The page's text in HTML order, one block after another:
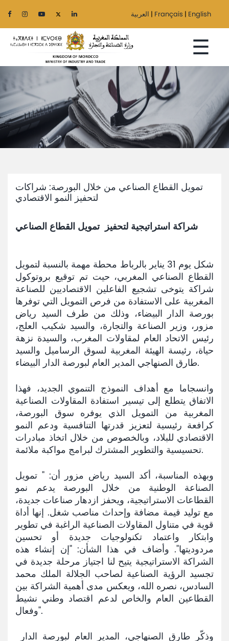
العربية | Français | English
☰
Home
The
Ministry
Regionalization
Contact
تمويل القطاع الصناعي من خلال البورصة: شراكات
لتحفيز النمو الاقتصادي
شراكة استراتيجية لتحفيز تمويل القطاع الصناعي
شكل يوم 31 يناير بالرباط محطة مهمة بالنسبة لتمويل
القطاع الصناعي المغربي، حيت تم توقيع بروتوكول
شراكة يتوخى تشجيع الفاعلين الاقتصاديين للصناعة
المغربية على الاستفادة من فرص التمويل التي توفرها
بورصة الدار البيضاء، وذلك من طرف السيد رياض
مزور، وزير الصناعة والتجارة، والسيد شكيب العلج،
رئيس الاتحاد العام لمقاولات المغرب، والسيدة نزهة
حياة، رئيسة الهيئة المغربية لسوق الرساميل والسيد
طارق الصنهاجي المدير العام لبورصة الدار البيضاء.
وانسجاما مع أهداف النموذج التنموي الجديد، فهذا
الاتفاق يتطلع إلى تيسير استفادة المقاولات الصناعية
المغربية من التمويل الذي يوفره سوق البورصة،
كرافعة رئيسية لتعزيز قدرتها التنافسية ودعم النمو
الاقتصادي للبلاد، وبالخصوص من خلال اتخاذ مبادرات
تحسيسية والتطوير المشترك لبرامج مواكبة ملائمة.
وبهذه المناسبة، أكد السيد رياض مزور أن: " تمويل
الصناعة الوطنية من خلال البورصة يدعم نمو
القطاعات الاستراتيجية، ويحفز ازدهار صناعات جديدة،
مع توليد قيمة مضافة وإحداث مناصب شغل. إنها أداة
قوية في متناول المقاولات الصناعية الراغبة في تطوير
وابتكار واعتماد تكنولوجيات جديدة أو تحسين
مردوديتها". وأضاف في هذا الشأن: "إن إنشاء هذه
الشراكة الاستراتيجية يتيح لنا اجتياز مرحلة جديدة في
تجسيد الرؤية الصناعية لصاحب الجلالة الملك محمد
السادس، نصره الله، ويعكس مدى أهمية الشراكة بين
القطاعين العام والخاص لدعم اقتصاد وطني نشيط
وفعال".